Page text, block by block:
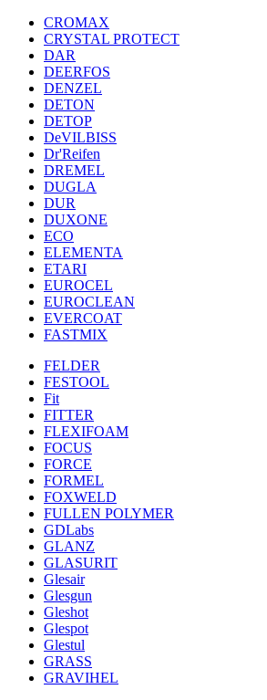
CROMAX
CRYSTAL PROTECT
DAR
DEERFOS
DENZEL
DETON
DETOP
DeVILBISS
Dr'Reifen
DREMEL
DUGLA
DUR
DUXONE
ECO
ELEMENTA
ETARI
EUROCEL
EUROCLEAN
EVERCOAT
FASTMIX
FELDER
FESTOOL
Fit
FITTER
FLEXIFOAM
FOCUS
FORCE
FORMEL
FOXWELD
FULLEN POLYMER
GDLabs
GLANZ
GLASURIT
Glesair
Glesgun
Gleshot
Glespot
Glestul
GRASS
GRAVIHEL